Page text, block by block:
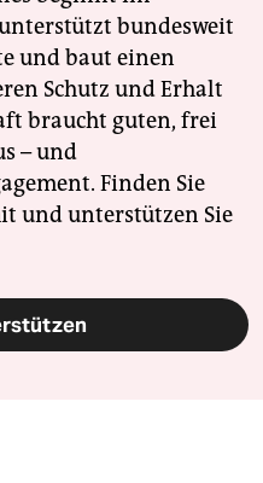
bundesweit
und baut einen
Schutz und Erhalt
braucht guten, frei
– und
Finden Sie
und unterstützen Sie